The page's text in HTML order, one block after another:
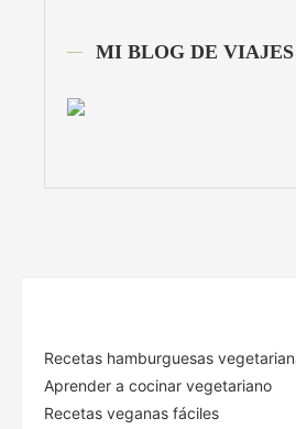
MI BLOG DE
Recetas hamburguesas
Aprender a cocinar vegetariano
Recetas veganas fáciles